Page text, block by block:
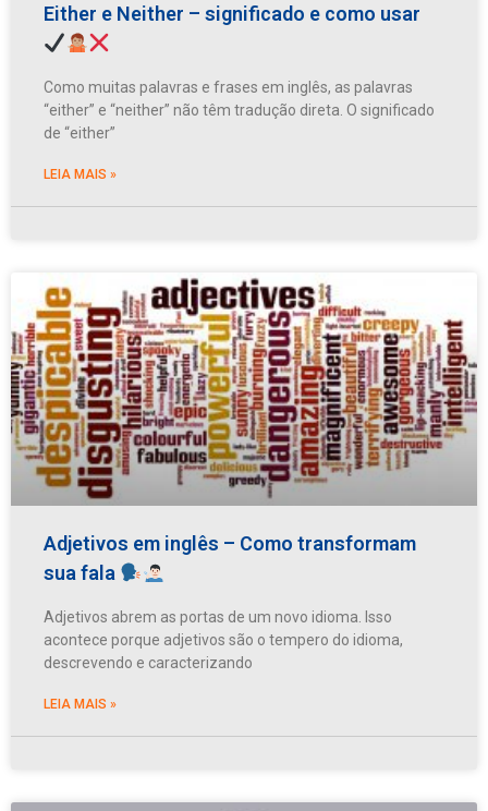
Either e Neither – significado e como usar
Como muitas palavras e frases em inglês, as palavras
“either” e “neither” não têm tradução direta. O significado
de “either”
LEIA MAIS »
Adjetivos em inglês – Como transformam
sua fala
Adjetivos abrem as portas de um novo idioma. Isso
acontece porque adjetivos são o tempero do idioma,
descrevendo e caracterizando
LEIA MAIS »